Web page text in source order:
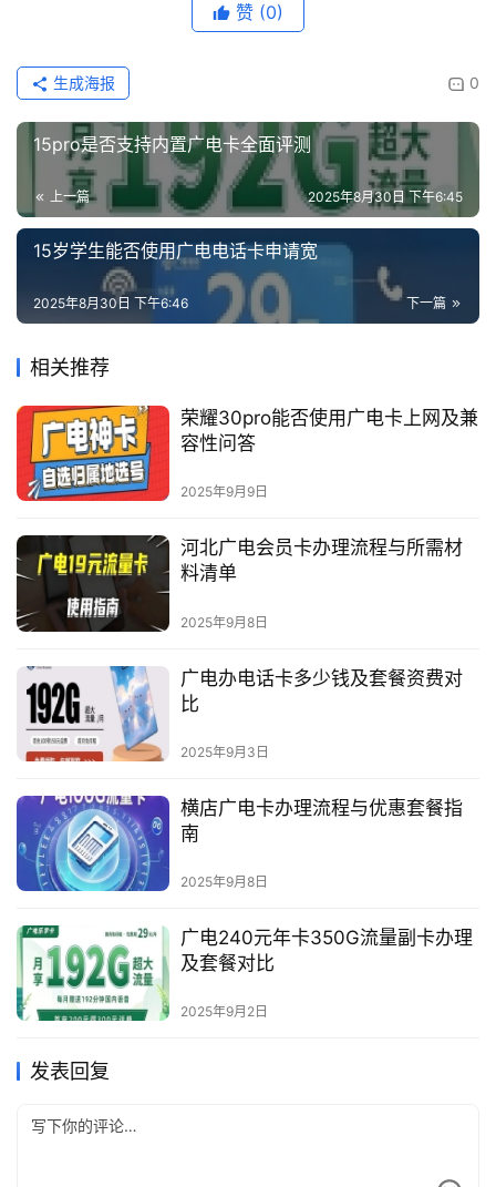
赞 (0)
0
生成海报
15pro是否支持内置广电卡全面评测
上一篇 2025年8月30日 下午6:45
15岁学生能否使用广电电话卡申请宽
下一篇
2025年8月30日 下午6:46
相关推荐
荣耀30pro能否使用广电卡上网及兼
容性问答
2025年9月9日
河北广电会员卡办理流程与所需材
料清单
2025年9月8日
广电办电话卡多少钱及套餐资费对
比
2025年9月3日
横店广电卡办理流程与优惠套餐指
南
2025年9月8日
广电240元年卡350G流量副卡办理
及套餐对比
2025年9月2日
发表回复